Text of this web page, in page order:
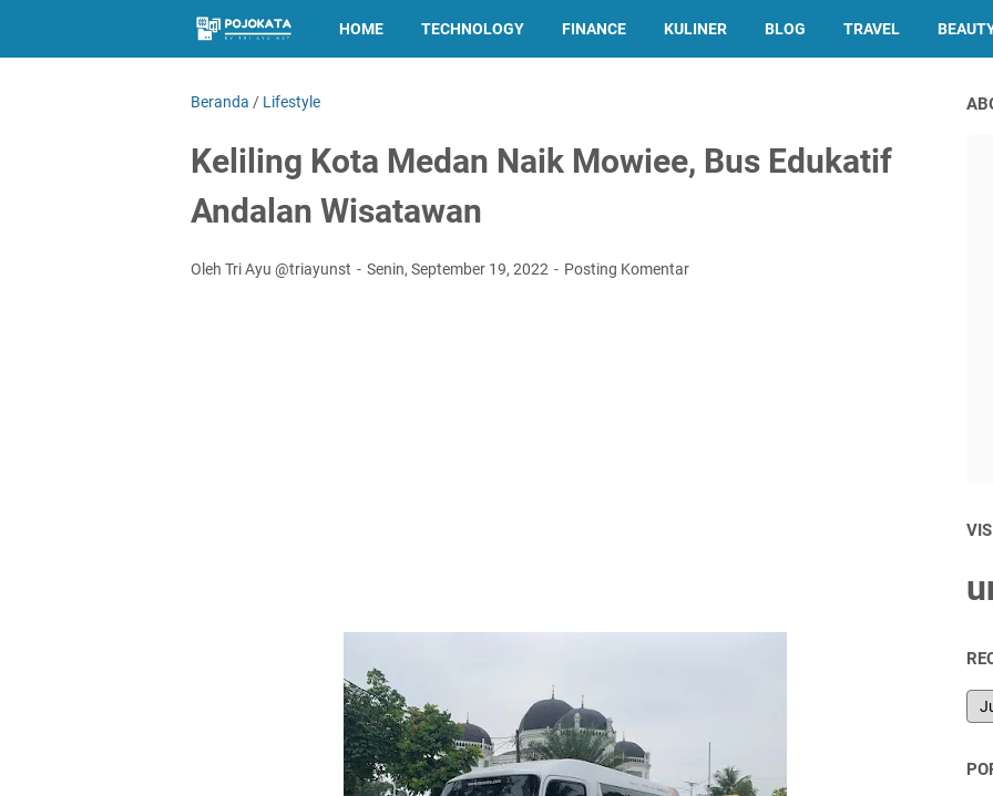
HOME TECHNOLOGY FINANCE KULINER BLOG TRAVEL
Beranda / Lifestyle
Keliling Kota Medan Naik Mowiee, Bus Edukatif
Andalan Wisatawan
Oleh Tri Ayu @triayunst Senin, September 19, 2022 Posting Komentar
u